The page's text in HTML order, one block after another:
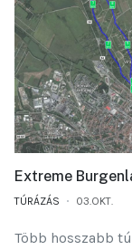
Extreme
TÚRÁZÁS 03.OKT.
Több hosszabb